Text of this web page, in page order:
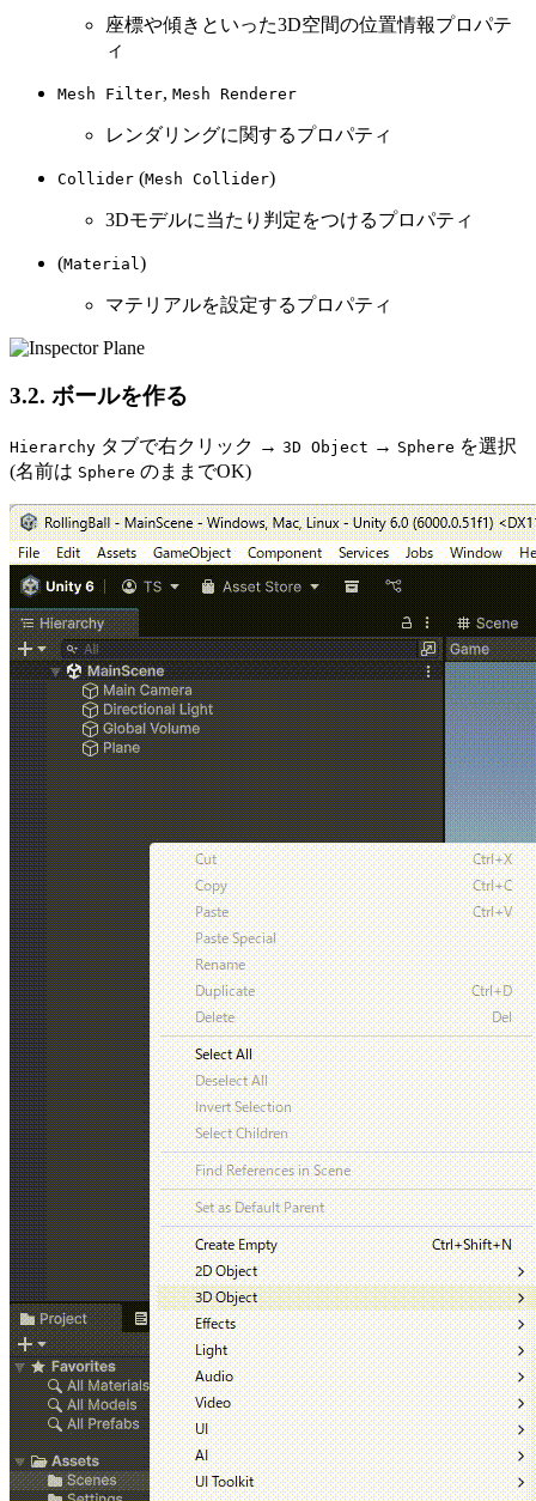
座標や傾きといった3D空間の位置情報プロパテ
ィ
Mesh Filter, Mesh Renderer
レンダリングに関するプロパティ
Collider (Mesh Collider)
3Dモデルに当たり判定をつけるプロパティ
(Material )
マテリアルを設定するプロパティ
3.2. ボールを作る
Hierarchy タブで右クリック → 3D Object → Sphere を選択
(名前は Sphere のままでOK)